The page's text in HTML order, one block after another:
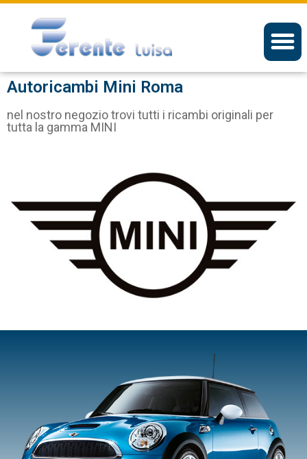
Autoricambi Mini Roma
nel nostro negozio trovi tutti i ricambi originali per
tutta la gamma MINI